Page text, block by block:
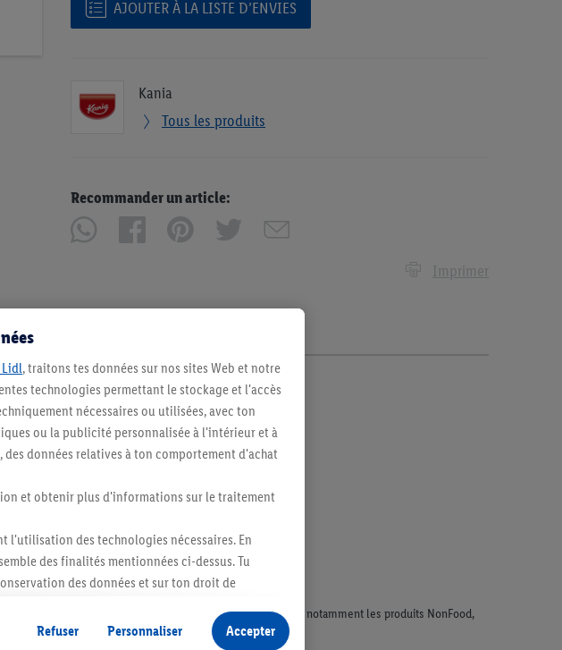
AJOUTER À LA LISTE D’ENVIES
Kania
Tous les produits
Recommander un article:
Imprimer
sans décoration. Les produits faisant l'objet de la publicité, notamment les produits NonFood,
Lidl, traitons tes données sur nos sites Web et notre
technologies permettant le stockage et l'accès
nécessaires ou utilisées, avec ton
ou la publicité personnalisée à l'intérieur et à
données relatives à ton comportement d'achat
et obtenir plus d'informations sur le traitement
l'utilisation des technologies nécessaires. En
des finalités mentionnées ci-dessus. Tu
des données et sur ton droit de
Refuser Personnaliser Accepter